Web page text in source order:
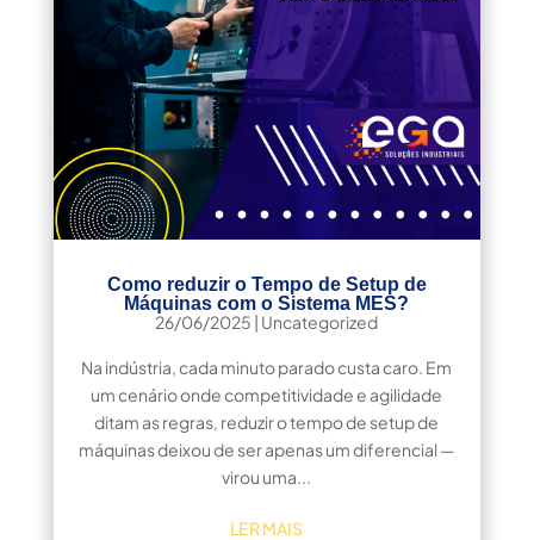
Como reduzir o Tempo de Setup de
Máquinas com o Sistema MES?
26/06/2025 | Uncategorized
Na indústria, cada minuto parado custa caro. Em
um cenário onde competitividade e agilidade
ditam as regras, reduzir o tempo de setup de
máquinas deixou de ser apenas um diferencial —
virou uma...
LER MAIS